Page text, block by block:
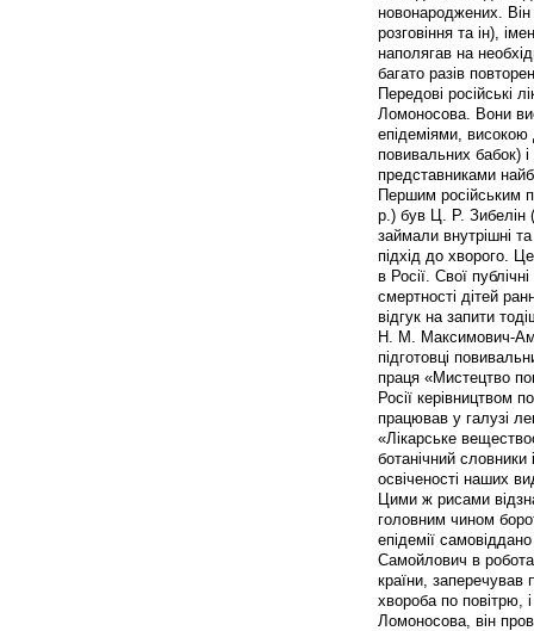
новонароджених. Він
розговіння та ін),
наполягав на
багато разів
Передові російські
Ломоносова. Вони
епідеміями, високою
повивальних бабок)
представниками
Першим російським
р.) був Ц. Р. Зибелін
займали внутрішні
підхід до хворого.
в Росії. Свої
смертності дітей
відгук на запити
Н. М. Максимович-
підготовці
праця «Мистецтво
Росії керівництвом
працював у галузі
«Лікарське
ботанічний словники
освіченості наших
Цими ж рисами
головним чином
епідемії
Самойлович в
країни, заперечував
хвороба по повітрю,
Ломоносова, він